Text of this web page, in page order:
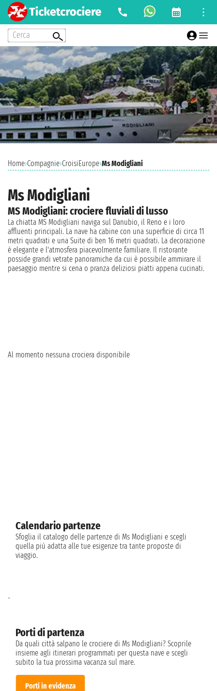
Cerca
Home›Compagnie›CroisiEurope›Ms Modigliani
Ms Modigliani
MS Modigliani: crociere fluviali di lusso
La chiatta MS Modigliani naviga sul Danubio, il Reno e i loro
affluenti principali. La nave ha cabine con una superficie di circa 11
metri quadrati e una Suite di ben 16 metri quadrati. La decorazione
è elegante e l'atmosfera piacevolmente familiare. Il ristorante
posside grandi vetrate panoramiche da cui è possibile ammirare il
paesaggio mentre si cena o pranza deliziosi piatti appena cucinati.
Al momento nessuna crociera disponibile
Calendario partenze
Sfoglia il catalogo delle partenze di Ms Modigliani e scegli
quella più adatta alle tue esigenze tra tante proposte di
viaggio.
Porti di partenza
Da quali città salpano le crociere di Ms Modigliani? Scoprile
insieme agli itinerari programmati per questa nave e scegli
subito la tua prossima vacanza sul mare.
Porti in evidenza
-